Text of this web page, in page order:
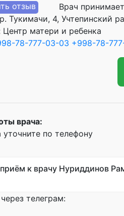
отзыв Врач
Тукимачи, 4, Учтепинский
матери и ребенка
78-777-03-03 +998-78-
врача:
по телефону
приём к врачу Нуриддинов
телеграм: